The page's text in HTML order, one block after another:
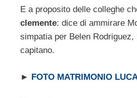
E a proposito delle colleghe
clemente: dice di ammirare
simpatia per Belen
capitano.
► FOTO MATRIMONIO